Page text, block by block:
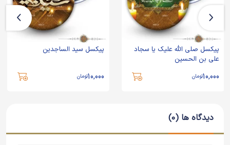
پیکسل صلی الله علیک یا سجاد
علی بن الحسین
10,000تومان
پیکسل سید الساجدین
10,000تومان
دیدگاه ها (0)